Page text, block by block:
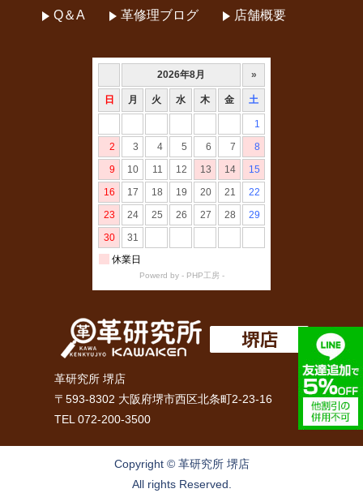
Q＆A 革修理ブログ 店舗概要
革研究所 堺店
〒593-8302 大阪府堺市西区北条町2-23-16
TEL 072-200-3500
Copyright © 革研究所 堺店
All rights Reserved.